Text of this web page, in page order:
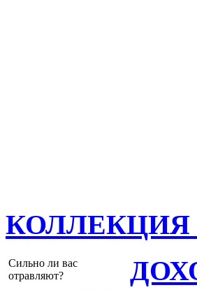
КОЛЛЕКЦИЯ
Сильно ли вас
отравляют?